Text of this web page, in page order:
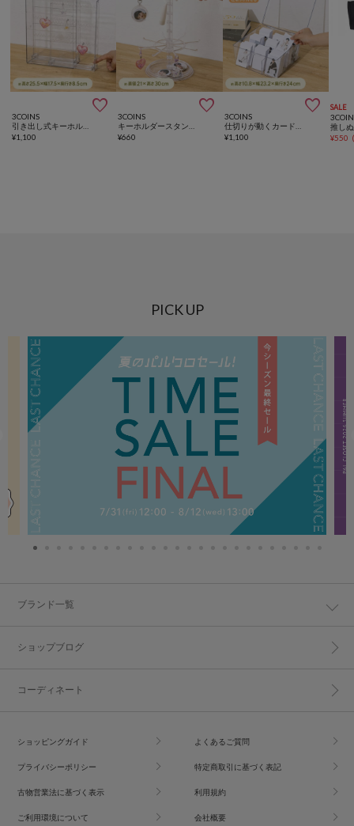

3COINS
¥1,100

3COINS
¥660

3COINS
¥1,100
SALE
推し
¥550
PICK UP
ブランド一覧
ショップブログ
コーディネート
ショッピングガイド よくあるご質問
プライバシーポリシー 特定商取引に基づく表記
古物営業法に基づく表示 利用規約
ご利用環境について 会社概要